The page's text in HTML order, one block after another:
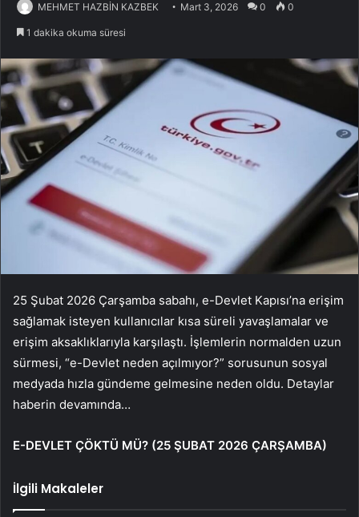
MEHMET HAZBİN KAZBEK Mart 3, 2026 0 0
1 dakika okuma süresi
25 Şubat 2026 Çarşamba sabahı, e-Devlet Kapısı’na erişim
sağlamak isteyen kullanıcılar kısa süreli yavaşlamalar ve
erişim aksaklıklarıyla karşılaştı. İşlemlerin normalden uzun
sürmesi, “e-Devlet neden açılmıyor?” sorusunun sosyal
medyada hızla gündeme gelmesine neden oldu. Detaylar
haberin devamında…
E-DEVLET ÇÖKTÜ MÜ? (25 ŞUBAT 2026 ÇARŞAMBA)
İlgili Makaleler